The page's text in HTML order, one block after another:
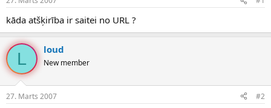
n
u
s
c
ē
s
a
t
u
s
kāda atšķirība ir saitei no URL ?
L loud
New member
27. Marts 2007 #2